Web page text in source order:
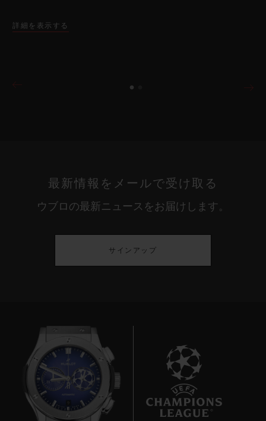
詳細を表示する
最新情報をメールで受け取る
ウブロの最新ニュースをお届けします。
サインアップ